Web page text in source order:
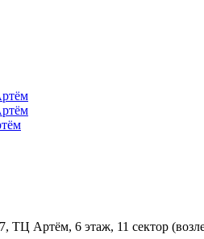
ТЦ Артём, 6 этаж, 11 сектор